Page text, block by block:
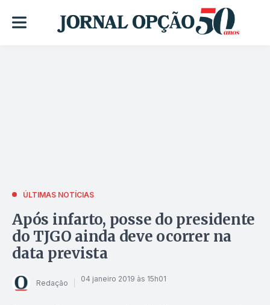
ÚLTIMAS NOTÍCIAS
Após infarto, posse do presidente
do TJGO ainda deve ocorrer na
data prevista
Redação 04 janeiro 2019 às 15h01